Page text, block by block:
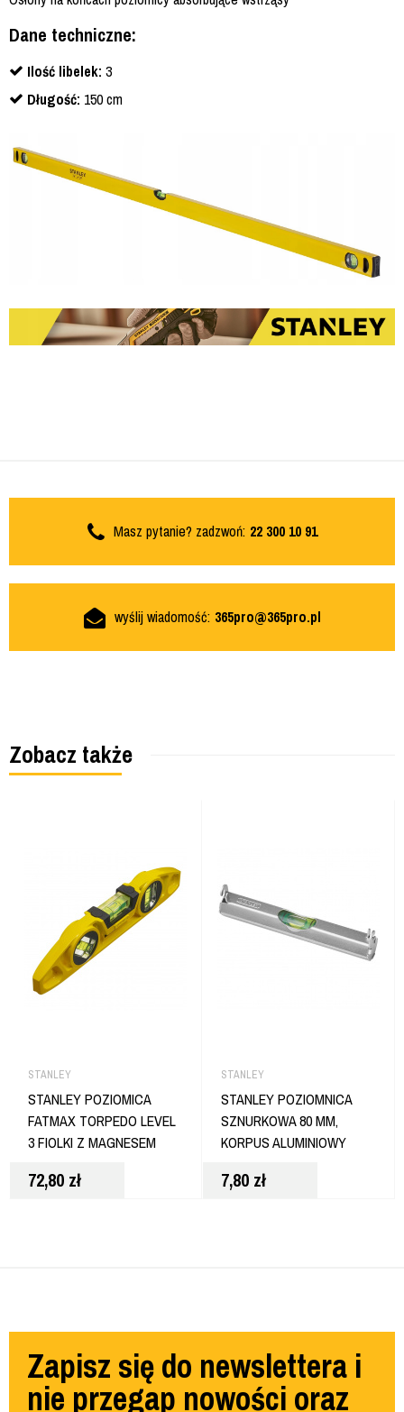
Dane techniczne:
Ilość libelek: 3
Długość: 150 cm
Masz pytanie? zadzwoń: 22 300 10 91
wyślij wiadomość: 365pro@365pro.pl
Zobacz także
STANLEY
STANLEY POZIOMICA
FATMAX TORPEDO LEVEL
3 FIOLKI Z MAGNESEM
72,80 zł
STANLEY
STANLEY POZIOMNICA
SZNURKOWA 80 MM,
KORPUS ALUMINIOWY
7,80 zł
Zapisz się do newslettera i
nie przegap nowości oraz